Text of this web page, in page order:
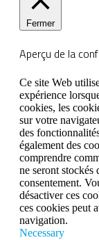
Fermer
Aperçu de la
Ce site Web
expérience
cookies, les
sur votre
des
également des
comprendre
ne seront stockés
consentement.
désactiver ces
ces cookies peut
navigation.
Necessary